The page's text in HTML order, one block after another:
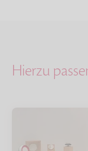
Hierzu